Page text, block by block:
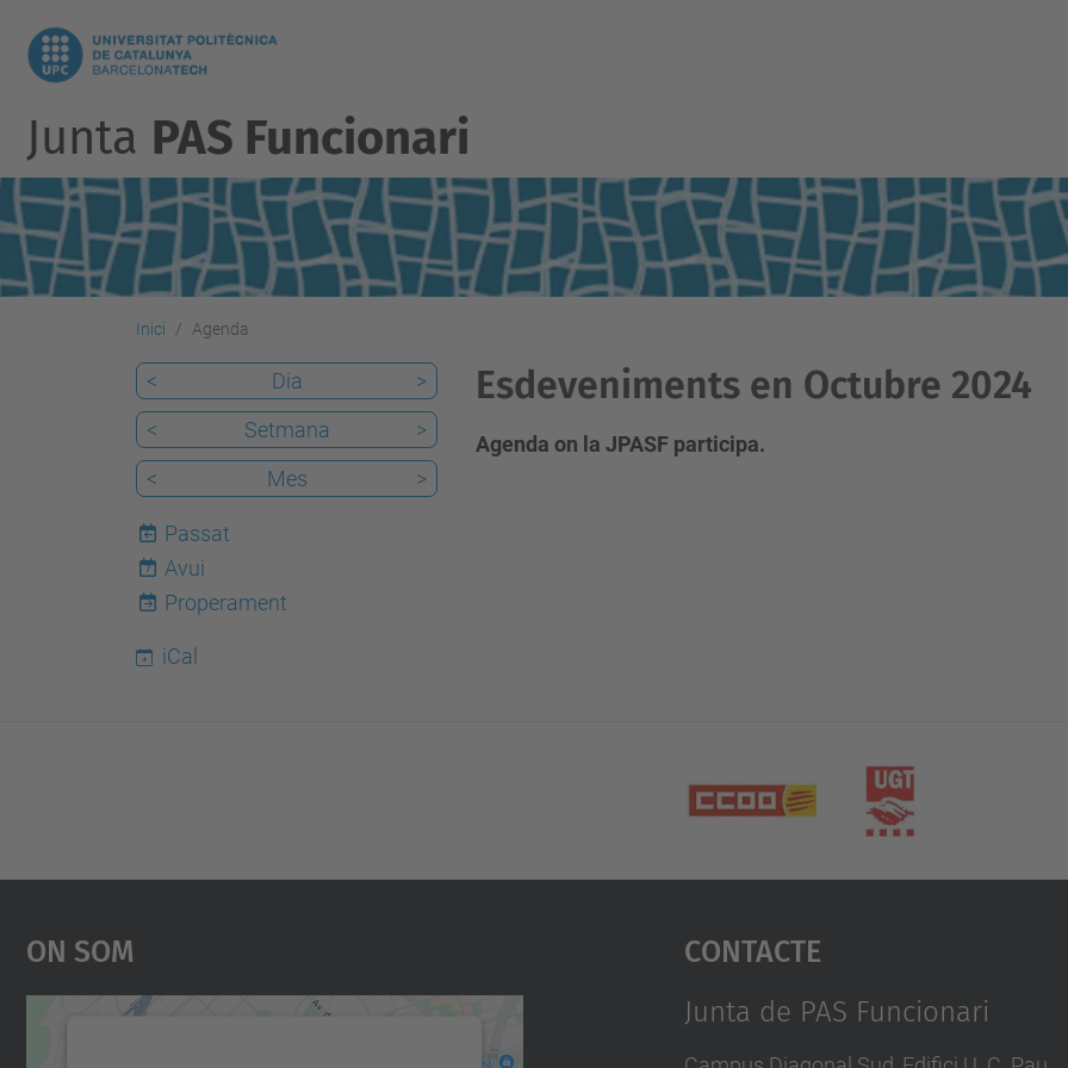
Junta PAS Funcionari
Inici Agenda
Esdeveniments en Octubre 2024
Agenda on la JPASF participa.
< Dia
>
<
Setmana
>
<
Mes >
Passat
7
Avui
Properament
iCal
On Som Contacte
Junta de PAS Funcionari